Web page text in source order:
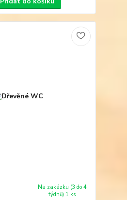
Na zakázku (3 do 4
týdnů) 1 ks